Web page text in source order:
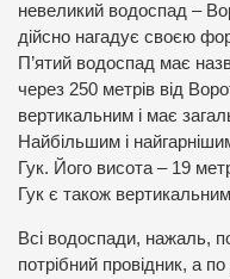
невеликий водоспад –
дійсно нагадує своєю
П’ятий водоспад має
через 250 метрів від
вертикальним і має
Найбільшим і
Гук. Його висота – 19
Гук є також
Всі водоспади, нажаль,
потрібний провідник, а